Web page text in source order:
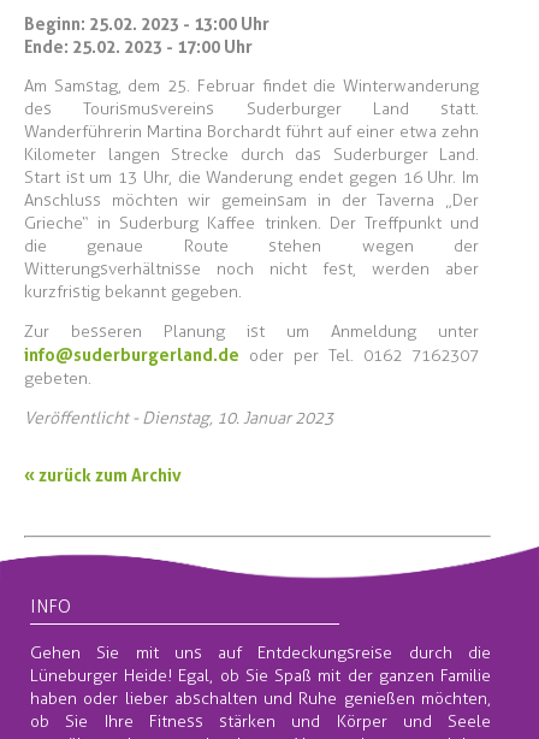
Beginn: 25.02. 2023 - 13:00 Uhr
Ende: 25.02. 2023 - 17:00 Uhr
Am Samstag, dem 25. Februar findet die Winterwanderung
des Tourismusvereins Suderburger Land statt.
Wanderführerin Martina Borchardt führt auf einer etwa zehn
Kilometer langen Strecke durch das Suderburger Land.
Start ist um 13 Uhr, die Wanderung endet gegen 16 Uhr. Im
Anschluss möchten wir gemeinsam in der Taverna „Der
Grieche“ in Suderburg Kaffee trinken. Der Treffpunkt und
die genaue Route stehen wegen der
Witterungsverhältnisse noch nicht fest, werden aber
kurzfristig bekannt gegeben.
Zur besseren Planung ist um Anmeldung unter
info@suderburgerland.de oder per Tel. 0162 7162307
gebeten.
Veröffentlicht - Dienstag, 10. Januar 2023
« zurück zum Archiv
INFO
Gehen Sie mit uns auf Entdeckungsreise durch die
Lüneburger Heide! Egal, ob Sie Spaß mit der ganzen Familie
haben oder lieber abschalten und Ruhe genießen möchten,
ob Sie Ihre Fitness stärken und Körper und Seele